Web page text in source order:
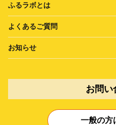
ふるラボとは
よくあるご質問
お知らせ
お問い
一般の方